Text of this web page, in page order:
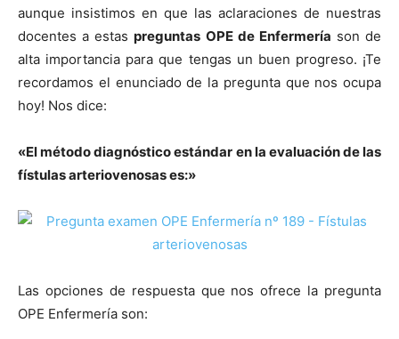
aunque insistimos en que las aclaraciones de nuestras
docentes a estaspreguntas OPE de Enfermería son de
alta importancia para que tengas un buen progreso. ¡Te
recordamos el enunciado de la pregunta que nos ocupa
hoy! Nos dice:
«El método diagnóstico estándar en la evaluación de las
fístulas arteriovenosas es:»
Las opciones de respuesta que nos ofrece la pregunta
OPE Enfermería son: